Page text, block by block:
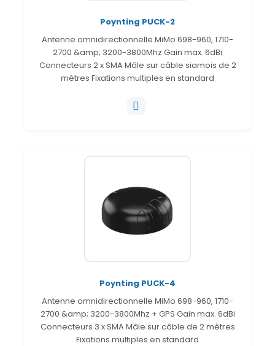
Poynting PUCK-2
Antenne omnidirectionnelle MiMo 698-960, 1710-
2700 &amp; 3200-3800Mhz Gain max. 6dBi
Connecteurs 2 x SMA Mâle sur câble siamois de 2
mètres Fixations multiples en standard
Poynting PUCK-4
Antenne omnidirectionnelle MiMo 698-960, 1710-
2700 &amp; 3200-3800Mhz + GPS Gain max. 6dBi
Connecteurs 3 x SMA Mâle sur câble de 2 mètres
Fixations multiples en standard